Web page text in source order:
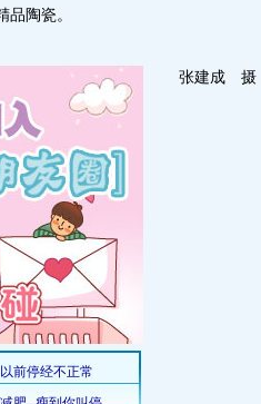
陶瓷。
张建成 摄